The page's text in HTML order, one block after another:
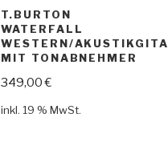
T.BURTON
WATERFALL
WESTERN/
MIT TONABNEHMER
349,00€
inkl. 19 % MwSt.